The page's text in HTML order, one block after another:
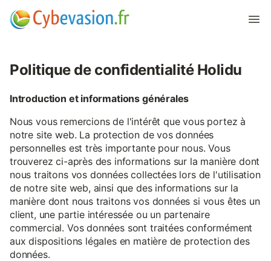
Politique de confidentialité Holidu
Introduction et informations générales
Nous vous remercions de l'intérêt que vous portez à
notre site web. La protection de vos données
personnelles est très importante pour nous. Vous
trouverez ci-après des informations sur la manière dont
nous traitons vos données collectées lors de l'utilisation
de notre site web, ainsi que des informations sur la
manière dont nous traitons vos données si vous êtes un
client, une partie intéressée ou un partenaire
commercial. Vos données sont traitées conformément
aux dispositions légales en matière de protection des
données.